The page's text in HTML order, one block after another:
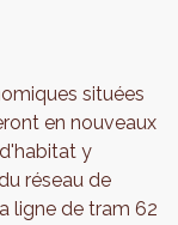
situées
en nouveaux
y
réseau de
ligne de tram 62